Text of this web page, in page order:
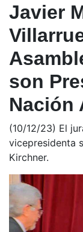
Javier
son
Nación
(10/12/23) El
vicepresidenta
Kirchner.